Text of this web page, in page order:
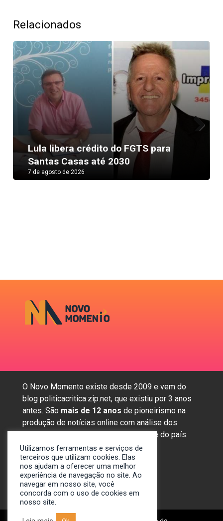
Relacionados
Lula libera crédito do FGTS para
Santas Casas até 2030
7 de agosto de 2026
O Novo Momento existe desde 2009 e vem do
blog politicacritica.zip.net, que existiu por 3 anos
antes. São mais de 12 anos de pioneirismo na
produção de notícias online com análise dos
assuntos mais importantes da região e do país.
Sobre nós
Anunciar
Contato
Utilizamos ferramentas e serviços de
terceiros que utilizam cookies. Elas
nos ajudam a oferecer uma melhor
experiência de navegação no site. Ao
navegar em nosso site, você
concorda com o uso de cookies em
nosso site.